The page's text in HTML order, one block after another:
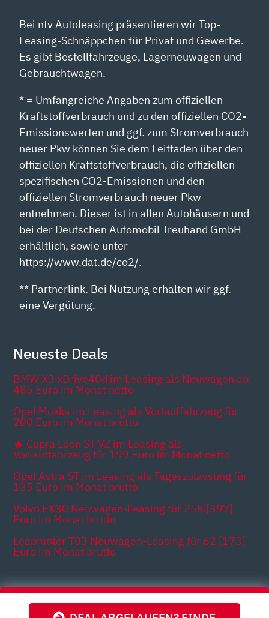
Bei ntv Autoleasing präsentieren wir Top-
Leasing-Schnäppchen für Privat und Gewerbe.
Es gibt Bestellfahrzeuge, Lagerneuwagen und
Gebrauchtwagen.
* = Umfangreiche Angaben zum offiziellen
Kraftstoffverbrauch und zu den offiziellen CO2-
Emissionswerten und ggf. zum Stromverbrauch
neuer Pkw können Sie dem Leitfaden über den
offiziellen Kraftstoffverbrauch, die offiziellen
spezifischen CO2-Emissionen und den
offiziellen Stromverbrauch neuer Pkw
entnehmen. Dieser ist in allen Autohäusern und
bei der Deutschen Automobil Treuhand GmbH
erhältlich, sowie unter
https://www.dat.de/co2/.
** Partnerlink. Bei Nutzung erhalten wir ggf.
eine Vergütung.
Neueste Deals
BMW X3 xDrive40d im Leasing als Neuwagen ab
485 Euro im Monat netto
Opel Mokka im Leasing als Vorlauffahrzeug für
200 Euro im Monat brutto
🔥 Cupra Leon ST VZ im Leasing als
Vorlauffahrzeug für 199 Euro im Monat netto
Opel Astra ST im Leasing als Tageszulassung für
135 Euro im Monat brutto
Volvo EX30 Neuwagen-Leasing für 258 [397]
Euro im Monat brutto
Leapmotor T03 Neuwagen-Leasing für 62 [173]
Euro im Monat brutto